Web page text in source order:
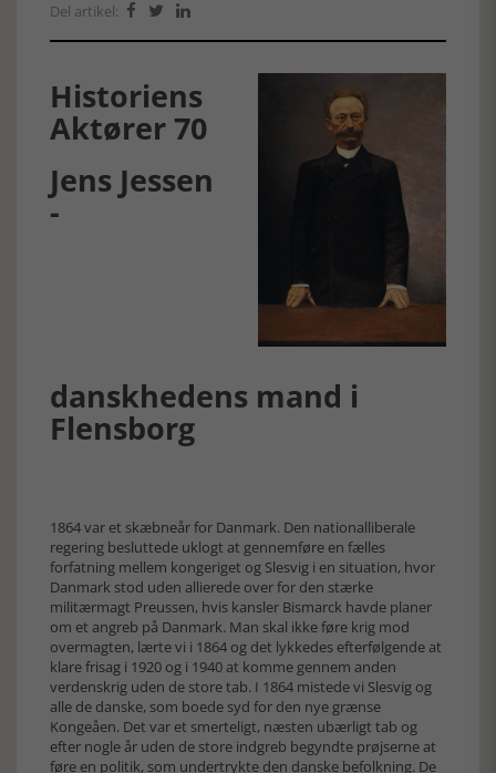
Del artikel:   
Historiens
Aktører 70
Jens Jessen
-
danskhedens mand i
Flensborg
1864 var et skæbneår for Danmark. Den nationalliberale
regering besluttede uklogt at gennemføre en fælles
forfatning mellem kongeriget og Slesvig i en situation, hvor
Danmark stod uden allierede over for den stærke
militærmagt Preussen, hvis kansler Bismarck havde planer
om et angreb på Danmark. Man skal ikke føre krig mod
overmagten, lærte vi i 1864 og det lykkedes efterfølgende at
klare frisag i 1920 og i 1940 at komme gennem anden
verdenskrig uden de store tab. I 1864 mistede vi Slesvig og
alle de danske, som boede syd for den nye grænse
Kongeåen. Det var et smerteligt, næsten ubærligt tab og
efter nogle år uden de store indgreb begyndte prøjserne at
føre en politik, som undertrykte den danske befolkning. De